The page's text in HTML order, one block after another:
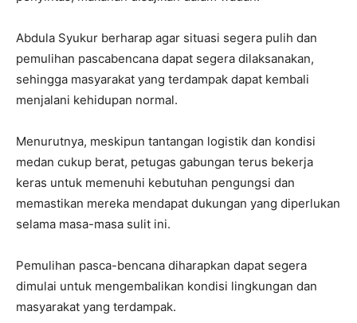
Abdula Syukur berharap agar situasi segera pulih dan
pemulihan pascabencana dapat segera dilaksanakan,
sehingga masyarakat yang terdampak dapat kembali
menjalani kehidupan normal.
Menurutnya, meskipun tantangan logistik dan kondisi
medan cukup berat, petugas gabungan terus bekerja
keras untuk memenuhi kebutuhan pengungsi dan
memastikan mereka mendapat dukungan yang diperlukan
selama masa-masa sulit ini.
Pemulihan pasca-bencana diharapkan dapat segera
dimulai untuk mengembalikan kondisi lingkungan dan
masyarakat yang terdampak.